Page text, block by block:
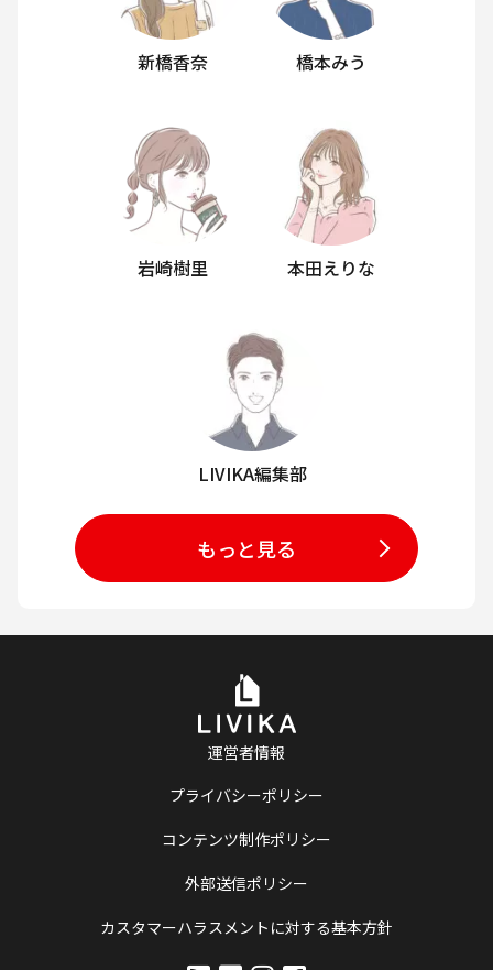
新橋香奈 橋本みう
岩崎樹里 本田えりな
LIVIKA編集部
もっと見る
運営者情報
プライバシーポリシー
コンテンツ制作ポリシー
外部送信ポリシー
カスタマーハラスメントに対する基本方針